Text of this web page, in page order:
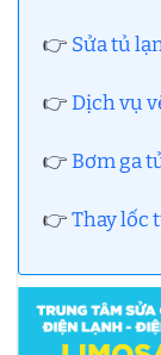
👉 Sửa tủ
👉Dịch vụ
👉Bơm ga
👉Thay lốc